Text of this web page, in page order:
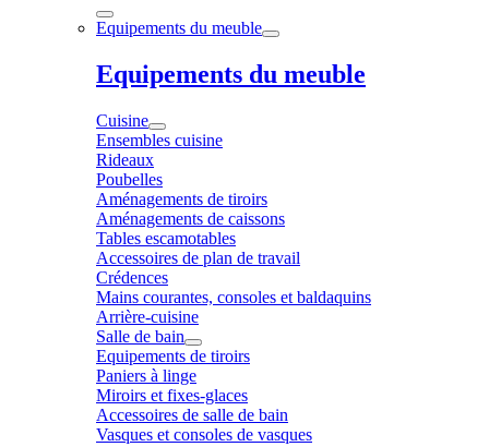
Equipements du meuble
Equipements du meuble
Cuisine
Ensembles cuisine
Rideaux
Poubelles
Aménagements de tiroirs
Aménagements de caissons
Tables escamotables
Accessoires de plan de travail
Crédences
Mains courantes, consoles et baldaquins
Arrière-cuisine
Salle de bain
Equipements de tiroirs
Paniers à linge
Miroirs et fixes-glaces
Accessoires de salle de bain
Vasques et consoles de vasques